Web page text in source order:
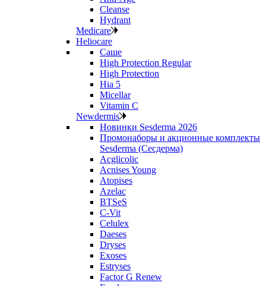
Cleanse
Hydrant
Medicare
Heliocare
Саше
High Protection Regular
High Protection
Hia 5
Micellar
Vitamin C
Newdermis
Новинки Sesderma 2026
Промонаборы и акционные комплекты
Sesderma (Сесдерма)
Acglicolic
Acnises Young
Atopises
Azelac
BTSeS
C‑Vit
Celulex
Daeses
Dryses
Exoses
Estryses
Factor G Renew